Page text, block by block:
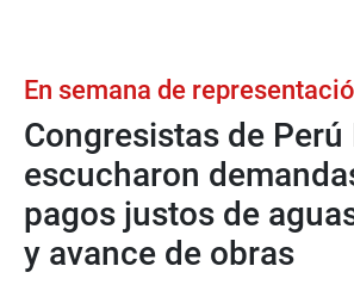
En semana de
Congresistas de Perú
escucharon
pagos justos de
y avance de obras